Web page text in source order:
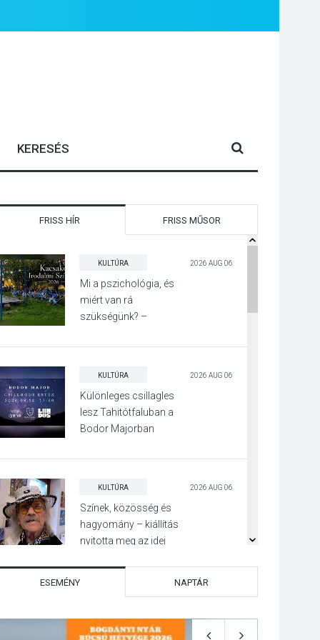
FRISS HÍR FRISS MŰSOR
KULTÚRA 2026 AUG 06
Mi a pszichológia, és
miért van rá
szükségünk? –
Irodalmi Színpadon
KULTÚRA 2026 AUG 06
Különleges csillagles
lesz Tahitótfaluban a
Bodor Majorban
KULTÚRA 2026 AUG 06
Színek, közösség és
hagyomány – kiállítás
nyitotta meg az idei
KULTÚRA 2026 AUG 05
Mordái folk-rock
koncert lesz a
ESEMÉNY NAPTÁR